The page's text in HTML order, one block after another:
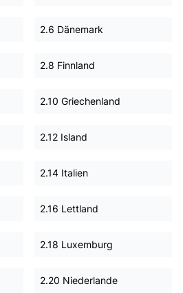
2.6 Dänemark
2.8 Finnland
2.10 Griechenland
2.12 Island
2.14 Italien
2.16 Lettland
2.18 Luxemburg
2.20 Niederlande